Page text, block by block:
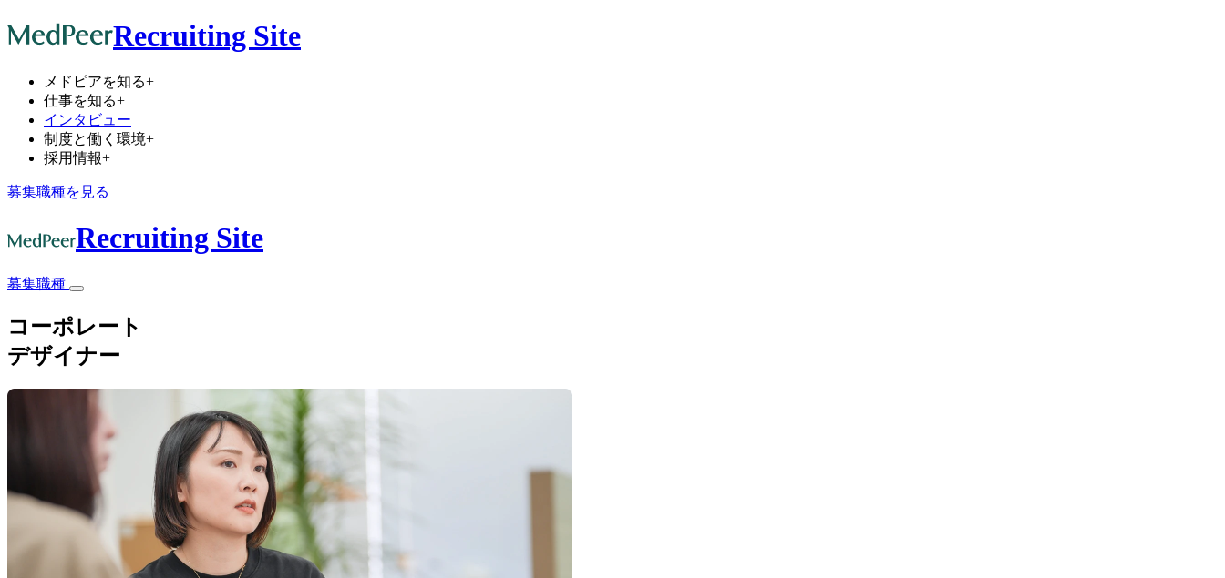
Recruiting Site
メドピアを知る+
仕事を知る+
インタビュー
制度と働く環境+
採用情報+
募集職種を見る
Recruiting Site
募集職種
コーポレート
デザイナー